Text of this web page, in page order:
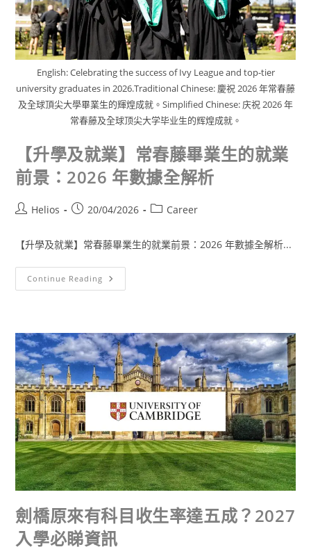
English: Celebrating the success of Ivy League and top-tier
university graduates in 2026.Traditional Chinese: 慶祝 2026 年常春藤
及全球頂尖大學畢業生的輝煌成就。Simplified Chinese: 庆祝 2026 年
常春藤及全球顶尖大学毕业生的辉煌成就。
【升學及就業】常春藤畢業生的就業
前景：2026 年數據全解析
Helios 20/04/2026 Career
【升學及就業】常春藤畢業生的就業前景：2026 年數據全解析...
Continue Reading
劍橋原來有科目收生率達五成？2027
入學必睇資訊